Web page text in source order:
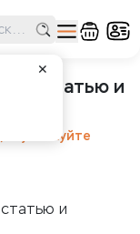
✕
статью и
опубликуйте